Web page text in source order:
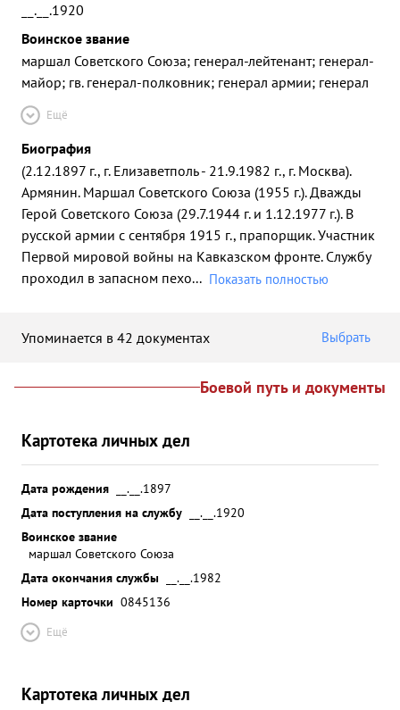
__.__.1920
Воинское звание
маршал Советского Союза; генерал-лейтенант; генерал-
майор; гв. генерал-полковник; генерал армии; генерал
Ещё
Биография
(2.12.1897 г., г. Елизаветполь - 21.9.1982 г., г. Москва).
Армянин. Маршал Советского Союза (1955 г.). Дважды
Герой Советского Союза (29.7.1944 г. и 1.12.1977 г.). В
русской армии с сентября 1915 г., прапорщик. Участник
Первой мировой войны на Кавказском фронте. Службу
проходил в запасном пехо... Показать полностью
Упоминается в 42 документах Выбрать
Боевой путь и документы
Картотека личных дел
Дата рождения
__.__.1897
Дата поступления на службу
__.__.1920
Воинское звание
маршал Советского Союза
Дата окончания службы
__.__.1982
Номер карточки 0845136
Ещё
Картотека личных дел